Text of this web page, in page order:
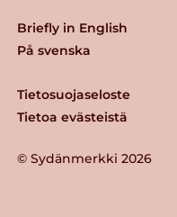
© Sydänmerkki 2026
Tietosuojaseloste
Tietoa evästeistä
Briefly in English
På svenska